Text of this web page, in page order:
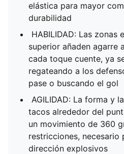
elástica para mayor
durabilidad
HABILIDAD: Las zonas
superior añaden agarre
cada toque cuente, ya
regateando a los
pase o buscando el gol
AGILIDAD: La forma y
tacos alrededor del
un movimiento de 360
restricciones, necesario
dirección explosivos